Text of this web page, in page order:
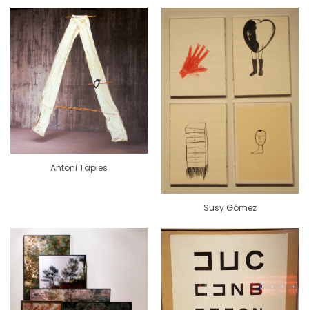
Antoni Tàpies
Susy Gómez